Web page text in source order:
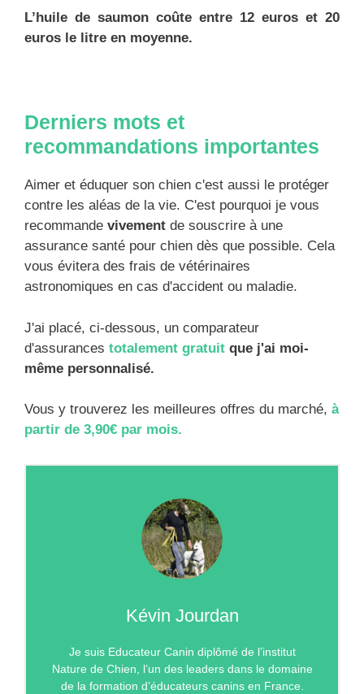
L’huile de saumon coûte entre 12 euros et 20
euros le litre en moyenne.
Derniers mots et
recommandations importantes
Aimer et éduquer son chien c'est aussi le protéger
contre les aléas de la vie. C'est pourquoi je vous
recommande vivement de souscrire à une
assurance santé pour chien dès que possible. Cela
vous évitera des frais de vétérinaires
astronomiques en cas d'accident ou maladie.
J'ai placé, ci-dessous, un comparateur
d'assurances totalement gratuit que j'ai moi-
même personnalisé.
Vous y trouverez les meilleures offres du marché, à
partir de 3,90€ par mois.
Kévin Jourdan
Je suis Educateur Canin diplômé de l’institut
Nature de Chien, l’un des leaders dans le domaine
de la formation d’éducateurs canins en France.